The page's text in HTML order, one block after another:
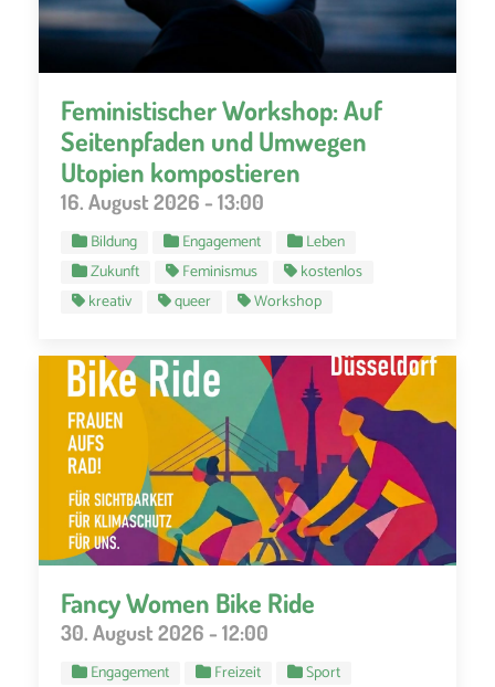
Feministischer Workshop: Auf
Seitenpfaden und Umwegen
Utopien kompostieren
16. August 2026 - 13:00
Bildung Engagement
Leben
Zukunft
Feminismus
kostenlos
kreativ
queer Workshop
Fancy Women Bike Ride
30. August 2026 - 12:00
Engagement Freizeit
Sport